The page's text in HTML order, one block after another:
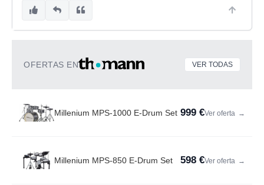
OFERTAS EN VER TODAS
Millenium MPS-1000 E-Drum Set 999 €Ver oferta →
Millenium MPS-850 E-Drum Set 598 €Ver oferta →